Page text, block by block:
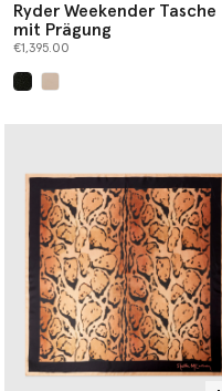
Ryder Weekender Tasche
mit Prägung
€1,395.00